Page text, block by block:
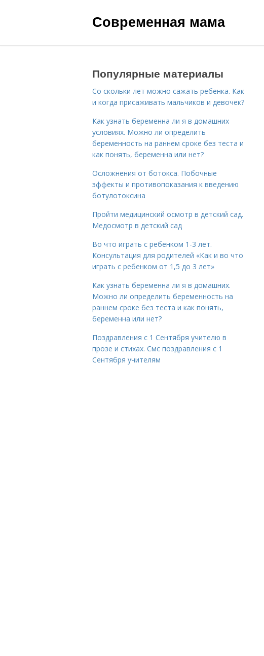
Современная мама
Популярные материалы
Со скольки лет можно сажать ребенка. Как
и когда присаживать мальчиков и девочек?
Как узнать беременна ли я в домашних
условиях. Можно ли определить
беременность на раннем сроке без теста и
как понять, беременна или нет?
Осложнения от ботокса. Побочные
эффекты и противопоказания к введению
ботулотоксина
Пройти медицинский осмотр в детский сад.
Медосмотр в детский сад
Во что играть с ребенком 1-3 лет.
Консультация для родителей «Как и во что
играть с ребенком от 1,5 до 3 лет»
Как узнать беременна ли я в домашних.
Можно ли определить беременность на
раннем сроке без теста и как понять,
беременна или нет?
Поздравления с 1 Сентября учителю в
прозе и стихах. Смс поздравления с 1
Сентября учителям